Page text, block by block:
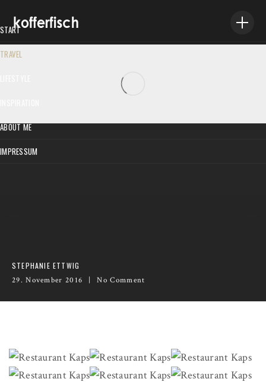
START
TRAVEL
ABOUT ME
IMPRESSUM
16. Oktober 2020
STEPHANIE ETTWIG
29. November 2016
No Comment